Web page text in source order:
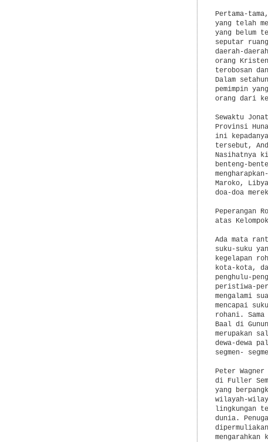
Pertama-
yang telah
yang belum
seputar
daerah-
orang
terobosan
Dalam
pemimpin
orang dari
Sewaktu
Provinsi
ini
tersebut,
Nasihatnya
benteng-
Maroko,
doa-doa
Peperangan
atas
Ada mata
suku-suku
kegelapan
kota-kota,
penghulu-
peristiwa-
mengalami
mencapai
rohani.
Baal di
merupakan
dewa-dewa
segmen-
Peter
di Fuller
yang
wilayah-
lingkungan
dunia.